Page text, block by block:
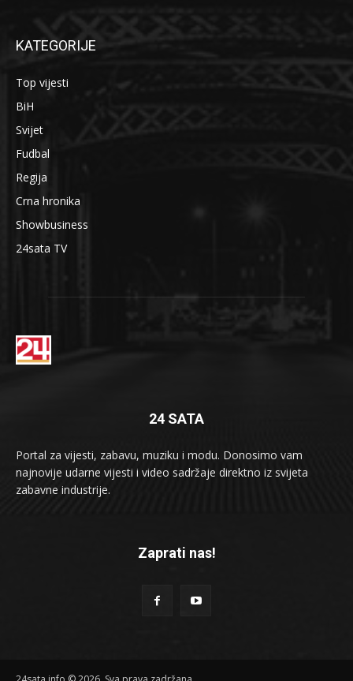
KATEGORIJE
Top vijesti
BiH
Svijet
Fudbal
Regija
Crna hronika
Showbusiness
24sata TV
24 SATA
Portal za vijesti, zabavu, muziku i modu. Donosimo vam
najnovije udarne vijesti i video sadržaje direktno iz svijeta
zabavne industrije.
Zaprati nas!